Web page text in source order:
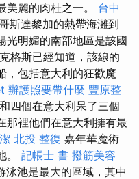
美麗的肉桂之一。 台中
斯達黎加的熱帶海灘到
光明媚的南部地區是該國
格斯已經知道，該線的
，包括意大利的狂歡魔
辦護照要帶什麼 豐原整
四個在意大利呆了三個
那裡他們在意大利擁有最
北投 整復 嘉年華魔術
。 記帳士 書 撥筋美容
泳池是最大的區域，其中